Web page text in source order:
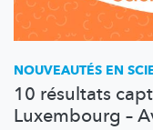
NOUVEAUTÉS EN
10 résultats
Luxembourg –